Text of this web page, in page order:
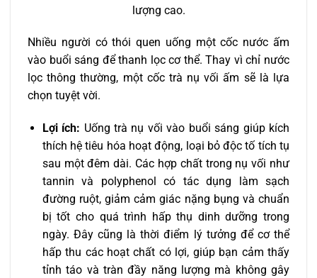
lượng cao.
Nhiều người có thói quen uống một cốc nước ấm
vào buổi sáng để thanh lọc cơ thể. Thay vì chỉ nước
lọc thông thường, một cốc trà nụ vối ấm sẽ là lựa
chọn tuyệt vời.
Lợi ích: Uống trà nụ vối vào buổi sáng giúp kích
thích hệ tiêu hóa hoạt động, loại bỏ độc tố tích tụ
sau một đêm dài. Các hợp chất trong nụ vối như
tannin và polyphenol có tác dụng làm sạch
đường ruột, giảm cảm giác nặng bụng và chuẩn
bị tốt cho quá trình hấp thụ dinh dưỡng trong
ngày. Đây cũng là thời điểm lý tưởng để cơ thể
hấp thu các hoạt chất có lợi, giúp bạn cảm thấy
tỉnh táo và tràn đầy năng lượng mà không gây